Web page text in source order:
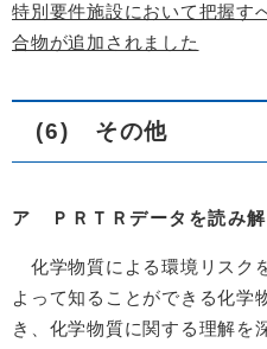
特別要件施設において把握す
合物が追加されました
(6) その他
ア ＰＲＴＲデータを読み解
化学物質による環境リスク
よって知ることができる化学
き、化学物質に関する理解を